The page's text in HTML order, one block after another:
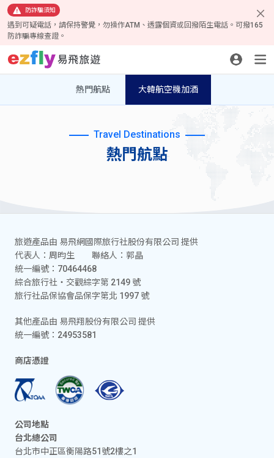
防詐騙須知
遇到可疑電話，請保持警覺，勿操作ATM、透露個資或回撥陌生電話。可撥165
防詐騙專線查證。
熱門航點 大韓航空機加酒
Travel Destinations
熱門航點
旅遊產品由 易飛網國際旅行社股份有限公司 提供
代表人：周昀生 聯絡人：郭晶
統一編號：70464468
綜合旅行社‧交觀綜字第 2149 號
旅行社品保協會品保字第北 1997 號
其他產品由 易飛翔股份有限公司 提供
統一編號：24953581
商店憑證
公司地點
台北總公司
台北市中正區衡陽路51號2樓之1